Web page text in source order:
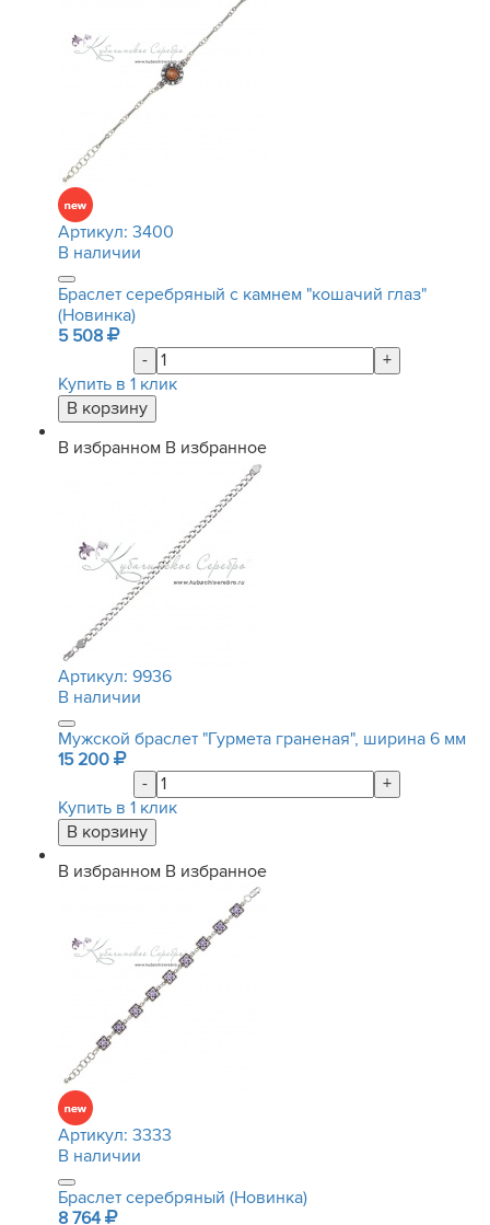
Артикул: 3400
В наличии
Браслет серебряный с камнем "кошачий глаз"
(Новинка)
5 508
-
+
Купить в 1 клик
В избранном В избранное
Артикул: 9936
В наличии
Мужской браслет "Гурмета граненая", ширина 6 мм
15 200
-
+
Купить в 1 клик
В избранном В избранное
Артикул: 3333
В наличии
Браслет серебряный (Новинка)
8 764